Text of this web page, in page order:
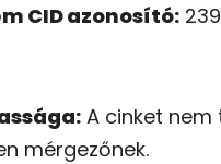
CID azonosító:
A cinket nem
mérgezőnek.